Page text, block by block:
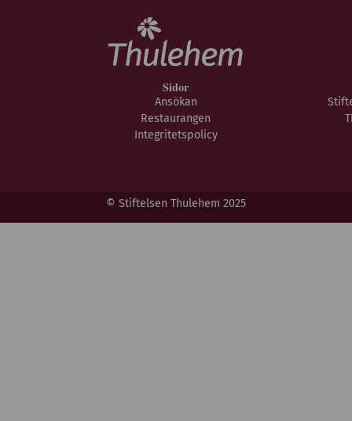
Sidor
Ansökan
Restaurangen
Integritetspolicy
© Stiftelsen Thulehem 2025